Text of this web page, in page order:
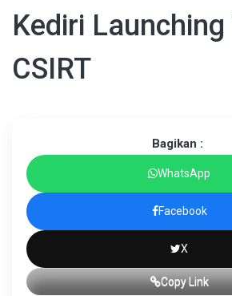
Kediri Launching
CSIRT
Bagikan :
WhatsApp
Facebook
X
Copy Link